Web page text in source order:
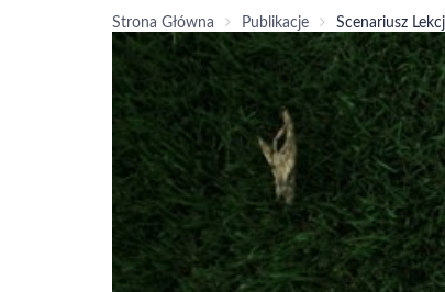
Strona Główna Publikacje Scenariusz